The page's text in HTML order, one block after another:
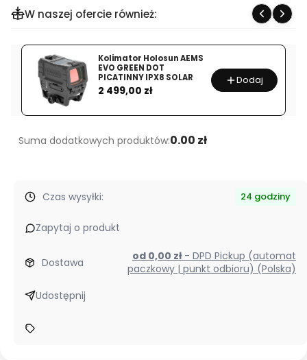
27mm
Pro
X
W naszej ofercie również:
Kolimator Holosun AEMS
EVO GREEN DOT
PICATINNY IPX8 SOLAR
Cena
2 499,00 zł
Dodaj
Suma dodatkowych produktów:0.00 zł
Czas wysyłki: 24 godziny
Zapytaj o produkt
Dostawa od 0,00 zł - DPD Pickup (automat
paczkowy | punkt odbioru) (Polska)
Udostępnij